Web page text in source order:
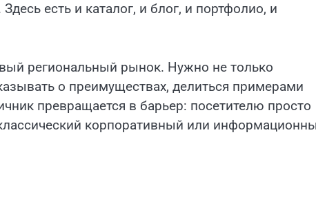
есть и каталог, и блог, и портфолио, и
региональный рынок. Нужно не только
о преимуществах, делиться примерами
превращается в барьер: посетителю просто
корпоративный или